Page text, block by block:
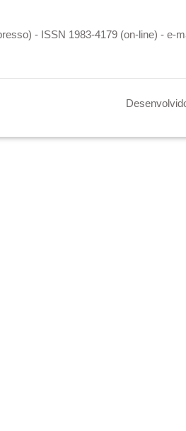
- ISSN 1983-4179 (on-line) - e-